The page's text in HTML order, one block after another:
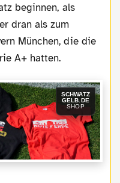
beginnen, als
dran als zum
München, die die
A+ hatten.
SCHWATZ
GELB.DE
SHOP